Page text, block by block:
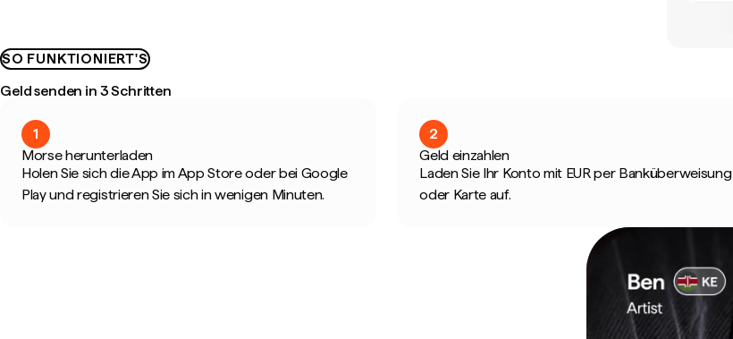
SO FUNKTIONIERT'S
Geld senden in 3 Schritten
1
Morse herunterladen
Holen Sie sich die App im App Store oder bei Google
Play und registrieren Sie sich in wenigen Minuten.
2
Geld einzahlen
Laden Sie Ihr Konto mit EUR per Banküberweisung
oder Karte auf.